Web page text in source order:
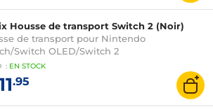
Housse de transport Switch 2 (Noir)
de transport pour Nintendo
Switch OLED/Switch 2
: EN STOCK
.95